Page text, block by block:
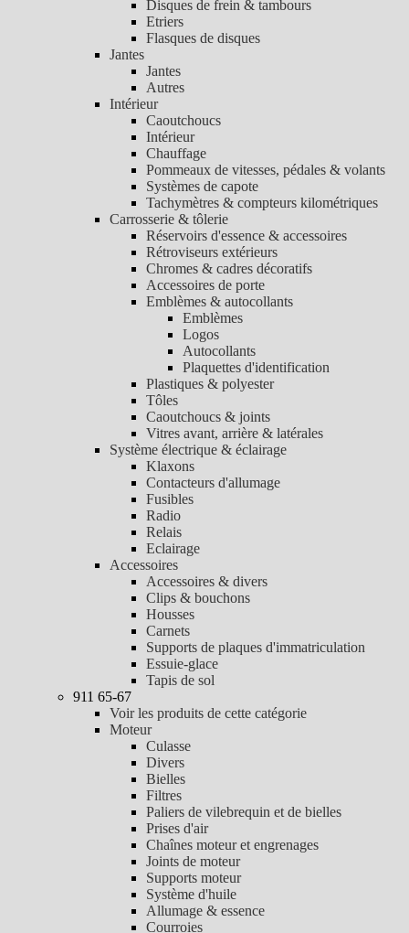
Disques de frein & tambours
Etriers
Flasques de disques
Jantes
Jantes
Autres
Intérieur
Caoutchoucs
Intérieur
Chauffage
Pommeaux de vitesses, pédales & volants
Systèmes de capote
Tachymètres & compteurs kilométriques
Carrosserie & tôlerie
Réservoirs d'essence & accessoires
Rétroviseurs extérieurs
Chromes & cadres décoratifs
Accessoires de porte
Emblèmes & autocollants
Emblèmes
Logos
Autocollants
Plaquettes d'identification
Plastiques & polyester
Tôles
Caoutchoucs & joints
Vitres avant, arrière & latérales
Système électrique & éclairage
Klaxons
Contacteurs d'allumage
Fusibles
Radio
Relais
Eclairage
Accessoires
Accessoires & divers
Clips & bouchons
Housses
Carnets
Supports de plaques d'immatriculation
Essuie-glace
Tapis de sol
911 65-67
Voir les produits de cette catégorie
Moteur
Culasse
Divers
Bielles
Filtres
Paliers de vilebrequin et de bielles
Prises d'air
Chaînes moteur et engrenages
Joints de moteur
Supports moteur
Système d'huile
Allumage & essence
Courroies